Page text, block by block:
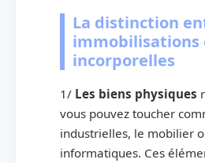
La distinction
immobilisations
incorporelles
1/ Les biens physiques
vous pouvez toucher
industrielles, le mobilier
informatiques. Ces